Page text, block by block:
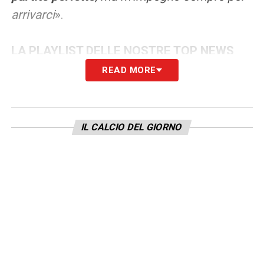
arrivarci».
LA PLAYLIST DELLE NOSTRE TOP NEWS
READ MORE
IL CALCIO DEL GIORNO